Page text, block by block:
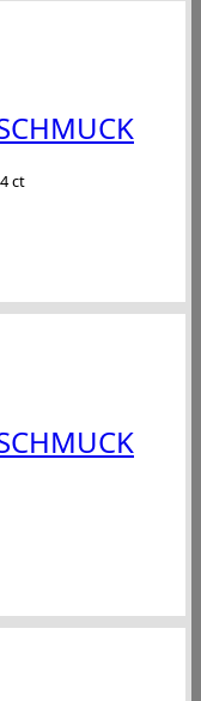
ct